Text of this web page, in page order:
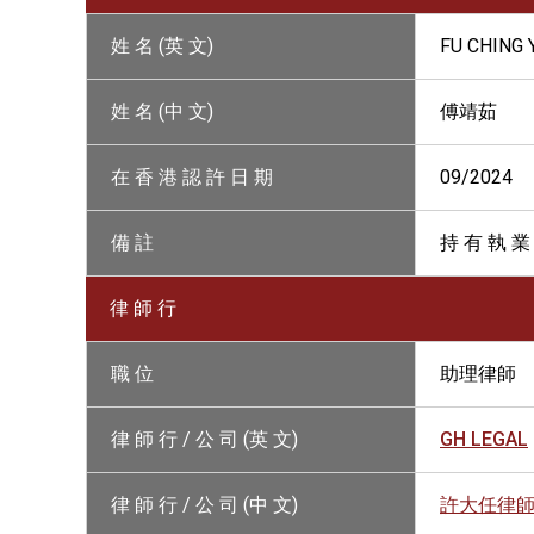
姓 名 (英 文) FU CHING
姓 名 (中 文) 傅靖茹
在 香 港 認 許 日 期 09/2024
備 註 持 有 執
律 師 行
職 位 助理律師
律 師 行 / 公 司 (英 文) GH LEGAL
律 師 行 / 公 司 (中 文) 許大任律